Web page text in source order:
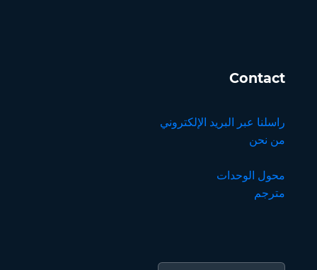
Contact
راسلنا عبر البريد الإلكتروني
من نحن
محول الوحدات
مترجم